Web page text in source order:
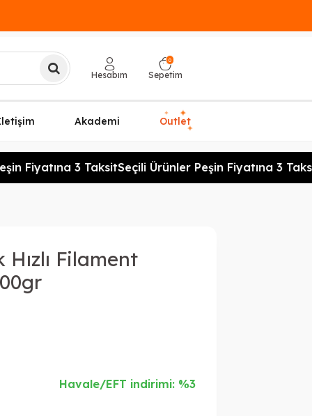
Hesabım
0
Sepetim
Akademi Outlet
✦ ✦
✦
Fiyatına 3 TaksitSeçili Ürünler Peşin Fiyatına 3 Taksit
Hızlı Filament
Havale/EFT indirimi: %3